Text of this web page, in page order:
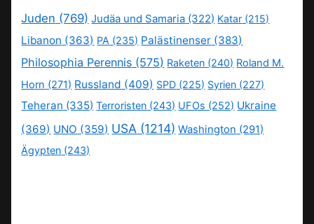
Juden (769) Judäa und Samaria (322) Katar (215)
Libanon (363) PA (235) Palästinenser (383)
Philosophia Perennis (575) Raketen (240) Roland M.
Horn (271) Russland (409) SPD (225) Syrien (227)
Teheran (335) Terroristen (243) UFOs (252) Ukraine
(369) UNO (359) USA (1214) Washington (291)
Ägypten (243)